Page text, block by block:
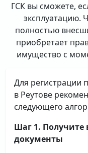
ГСК вы сможете,
эксплуатацию.
полностью
приобретает
имущество с
Для регистрации
в Реутове
следующего
Шаг 1. Получите
документы